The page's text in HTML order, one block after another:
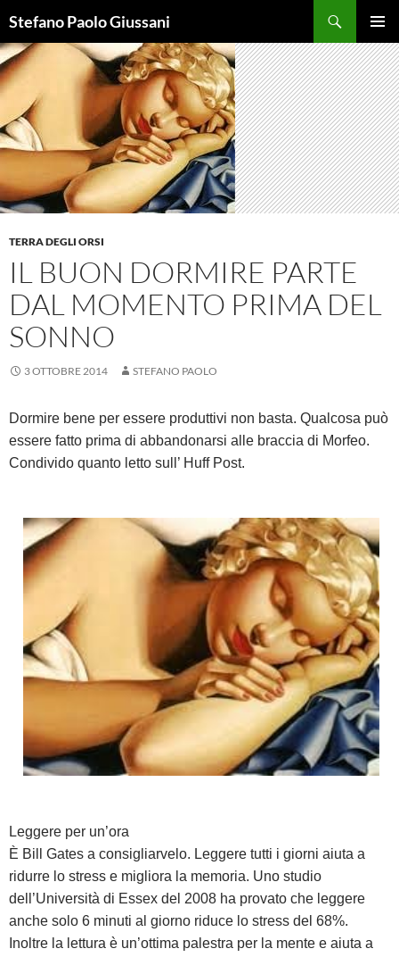
al
contenuto
Stefano Paolo Giussani
MENU
TERRA DEGLI ORSI
IL BUON DORMIRE PARTE
DAL MOMENTO PRIMA DEL
SONNO
3 OTTOBRE 2014 STEFANO PAOLO
Dormire bene per essere produttivi non basta. Qualcosa può
essere fatto prima di abbandonarsi alle braccia di Morfeo.
Condivido quanto letto sull’ Huff Post.
Leggere per un’ora
È Bill Gates a consigliarvelo. Leggere tutti i giorni aiuta a
ridurre lo stress e migliora la memoria. Uno studio
dell’Università di Essex del 2008 ha provato che leggere
anche solo 6 minuti al giorno riduce lo stress del 68%.
Inoltre la lettura è un’ottima palestra per la mente e aiuta a